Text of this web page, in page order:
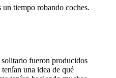
tiempo robando coches.
fueron producidos
una idea de qué